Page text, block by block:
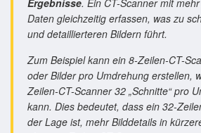
Ergebnisse. Ein CT-Scanner mit
Daten gleichzeitig erfassen, was zu
und detaillierteren Bildern führt.
Zum Beispiel kann ein 8-Zeilen-CT-
oder Bilder pro Umdrehung erstellen,
Zeilen-CT-Scanner 32 „Schnitte“ pro
kann. Dies bedeutet, dass ein 32-
der Lage ist, mehr Bilddetails in